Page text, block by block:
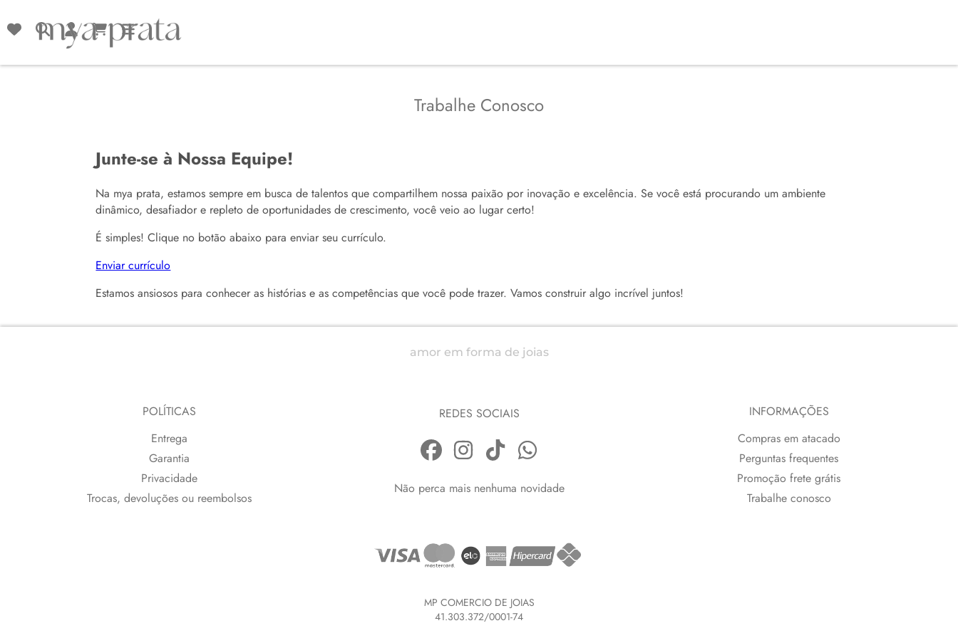
Trabalhe Conosco
Junte-se à Nossa Equipe!
Na mya prata, estamos sempre em busca de talentos que compartilhem nossa paixão por inovação e excelência. Se você está procurando um ambiente
dinâmico, desafiador e repleto de oportunidades de crescimento, você veio ao lugar certo!
É simples! Clique no botão abaixo para enviar seu currículo.
Enviar currículo
Estamos ansiosos para conhecer as histórias e as competências que você pode trazer. Vamos construir algo incrível juntos!
amor em forma de joias
POLÍTICAS
Entrega
Garantia
Privacidade
Trocas, devoluções ou reembolsos
REDES SOCIAIS
Não perca mais nenhuma novidade
INFORMAÇÕES
Compras em atacado
Perguntas frequentes
Promoção frete grátis
Trabalhe conosco
MP COMERCIO DE JOIAS
41.303.372/0001-74